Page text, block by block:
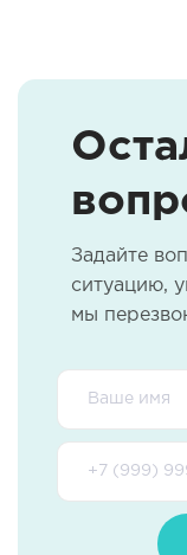
Задайте
ситуацию,
мы